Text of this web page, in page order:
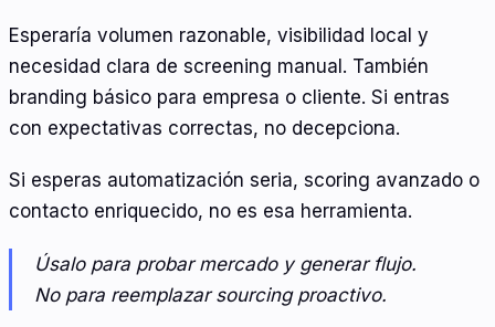
Esperaría volumen razonable, visibilidad local y
necesidad clara de screening manual. También
branding básico para empresa o cliente. Si entras
con expectativas correctas, no decepciona.
Si esperas automatización seria, scoring avanzado o
contacto enriquecido, no es esa herramienta.
Úsalo para probar mercado y generar flujo.
No para reemplazar sourcing proactivo.